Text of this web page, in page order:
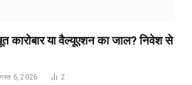
या वैल्यूएशन का जाल? निवेश से
6, 2026 2